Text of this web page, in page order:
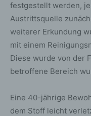
festgestellt werden,
Austrittsquelle
weiterer Erkundung
mit einem
Diese wurde von der
betroffene Bereich
Eine 40-jährige
dem Stoff leicht